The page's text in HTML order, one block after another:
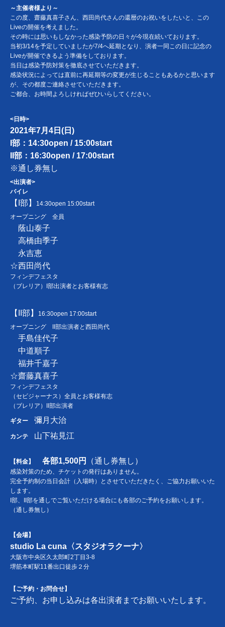
～主催者様より～
この度、齋藤真喜子さん、西田尚代さんの還暦のお祝いをしたいと、この
Liveの開催を考えました。
その時には思いもしなかった感染予防の日々が今現在続いております。
当初3/14を予定していましたが7/4へ延期となり、演者一同この日に記念の
Liveが開催できるよう準備をしております。
当日は感染予防対策を徹底させていただきます。
感染状況によっては直前に再延期等の変更が生じることもあるかと思います
が、その都度ご連絡させていただきます。
ご都合、お時間よろしければぜひいらしてください。
<日時>
2021年7月4日(日)
I部：14:30open / 15:00start
II部：16:30open / 17:00start
※通し券無し
<出演者>
バイレ
【I部】
14:30open 15:00start
オープニング 全員
蔭山泰子
高橋由季子
永吉恵
☆西田尚代
フィンデフェスタ
（ブレリア）I部出演者とお客様有志
【II部】
16:30open 17:00start
オープニング II部出演者と西田尚代
手島佳代子
中道順子
福井千嘉子
☆齋藤真喜子
フィンデフェスタ
（セビジャーナス）全員とお客様有志
（ブレリア）II部出演者
ギター 彌月大治
カンテ 山下祐見江
【料金】 各部1,500円 （通し券無し）
感染対策のため、チケットの発行はありません。
完全予約制の当日会計（入場時）とさせていただきたく、ご協力お願いいた
します。
I部、II部を通しでご覧いただける場合にも各部のご予約をお願いします。
（通し券無し）
【会場】
studio La cuna〈スタジオラクーナ〉
大阪市中央区久太郎町2丁目3-8
堺筋本町駅11番出口徒歩２分
【ご予約・お問合せ】
ご予約、お申し込みは各出演者までお願いいたします。